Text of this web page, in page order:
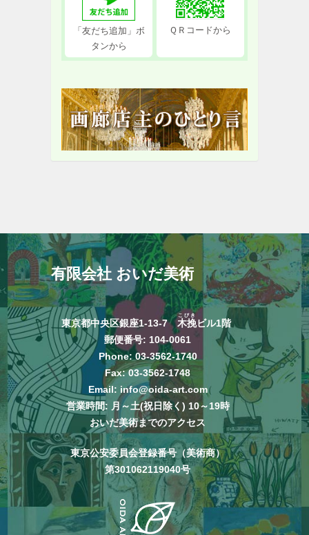
「友だち追加」ボ
タンから
ＱＲコードから
有限会社 おいだ美術
東京都中央区銀座1-13-7木挽
こびき
ビル1階
郵便番号: 104-0061
Phone: 03-3562-1740
Fax: 03-3562-1748
Email: info@oida-art.com
営業時間: 月～土(祝日除く) 10～19時
おいだ美術までのアクセス
東京公安委員会登録番号（美術商）
第301062119040号